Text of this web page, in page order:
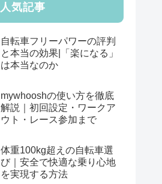
人気記事
自転車フリーパワーの評判
と本当の効果|「楽になる」
は本当なのか
mywhooshの使い方を徹底
解説｜初回設定・ワークア
ウト・レース参加まで
体重100kg超えの自転車選
び｜安全で快適な乗り心地
を実現する方法